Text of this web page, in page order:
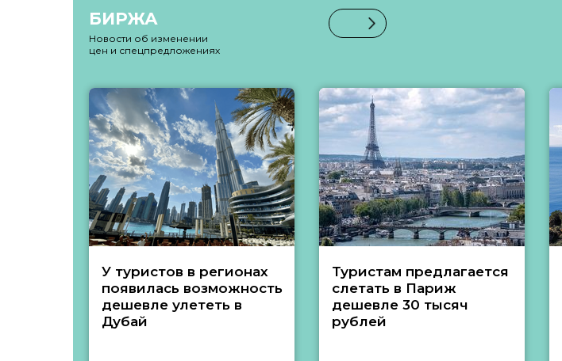
БИРЖА
Новости об изменении
цен и спецпредложениях
У туристов в регионах
появилась возможность
дешевле улететь в
Дубай
Туристам предлагается
слетать в Париж
дешевле 30 тысяч
рублей